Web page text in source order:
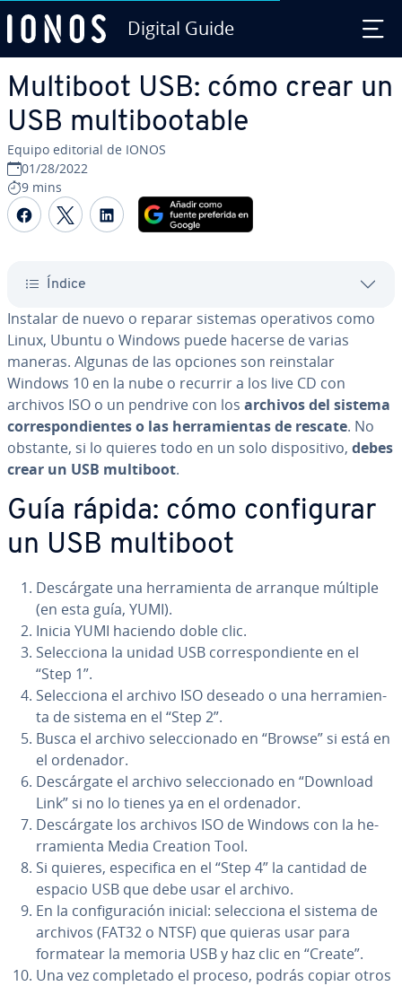
Digital Guide
Multiboot USB: cómo crear un
USB mu­l­ti­boo­ta­ble
Equipo editorial de IONOS
01/28/2022
9 mins
Compartir Facebook
Compartir Twitter
Compartir LinkedIn
Índice
Instalar de nuevo o reparar sistemas ope­ra­ti­vos como
Linux, Ubuntu o Windows puede hacerse de varias
maneras. Algunas de las opciones son re­in­s­ta­lar
Windows 10 en la nube o recurrir a los live CD con
archivos ISO o un pendrive con los archivos del sistema
co­rre­s­po­n­die­n­tes o las he­rra­mie­n­tas de rescate. No
obstante, si lo quieres todo en un solo di­s­po­si­ti­vo, debes
crear un USB multiboot.
Guía rápida: cómo co­n­fi­gu­rar
un USB multiboot
De­s­cá­r­ga­te una he­rra­mie­n­ta de arranque múltiple
(en esta guía, YUMI).
Inicia YUMI haciendo doble clic.
Se­le­c­cio­na la unidad USB co­rre­s­po­n­die­n­te en el
“Step 1”.
Se­le­c­cio­na el archivo ISO deseado o una he­rra­mie­n­
ta de sistema en el “Step 2”.
Busca el archivo se­le­c­cio­na­do en “Browse” si está en
el ordenador.
De­s­cá­r­ga­te el archivo se­le­c­cio­na­do en “Download
Link” si no lo tienes ya en el ordenador.
De­s­cá­r­ga­te los archivos ISO de Windows con la he­
rra­mie­n­ta Media Creation Tool.
Si quieres, es­pe­ci­fi­ca en el “Step 4” la cantidad de
espacio USB que debe usar el archivo.
En la co­n­fi­gu­ra­ción inicial: se­le­c­cio­na el sistema de
archivos (FAT32 o NTSF) que quieras usar para
formatear la memoria USB y haz clic en “Create”.
Una vez co­m­ple­ta­do el proceso, podrás copiar otros